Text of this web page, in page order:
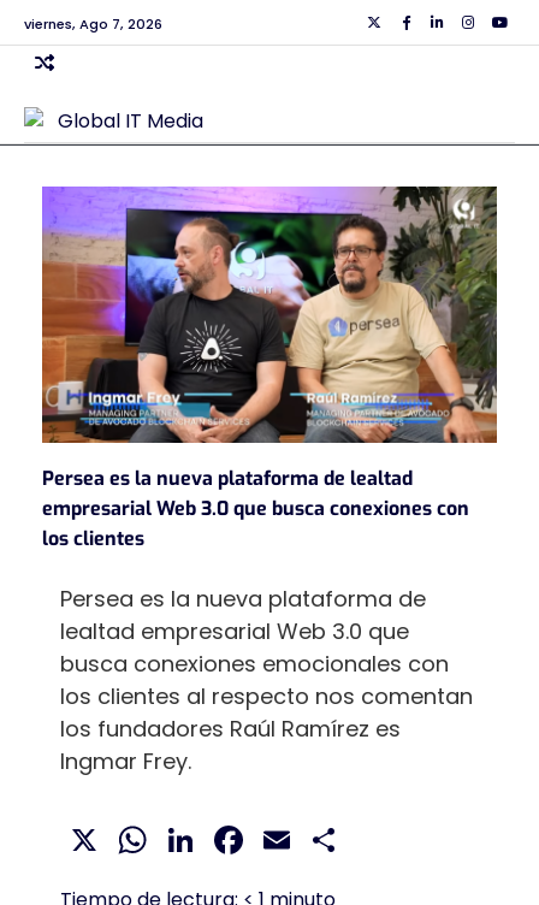
Skip
to
content
viernes, Ago 7, 2026 TwiiterFacebook
Linkedin
Persea es la nueva plataforma de lealtad
empresarial Web 3.0 que busca conexiones con
los clientes
X WhatsApp
LinkedIn
Facebook
Email
Tiempo de lectura: < 1 minuto
Persea es la nueva plataforma de
lealtad empresarial Web 3.0 que
busca conexiones emocionales con
los clientes al respecto nos comentan
los fundadores Raúl Ramírez es
Ingmar Frey.